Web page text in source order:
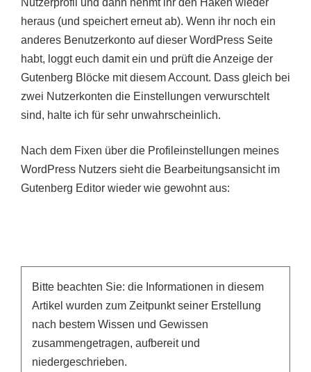
Nutzerprofil und dann nehmt ihr den Haken wieder
heraus (und speichert erneut ab). Wenn ihr noch ein
anderes Benutzerkonto auf dieser WordPress Seite
habt, loggt euch damit ein und prüft die Anzeige der
Gutenberg Blöcke mit diesem Account. Dass gleich bei
zwei Nutzerkonten die Einstellungen verwurschtelt
sind, halte ich für sehr unwahrscheinlich.
Nach dem Fixen über die Profileinstellungen meines
WordPress Nutzers sieht die Bearbeitungsansicht im
Gutenberg Editor wieder wie gewohnt aus:
Bitte beachten Sie: die Informationen in diesem
Artikel wurden zum Zeitpunkt seiner Erstellung
nach bestem Wissen und Gewissen
zusammengetragen, aufbereit und
niedergeschrieben.